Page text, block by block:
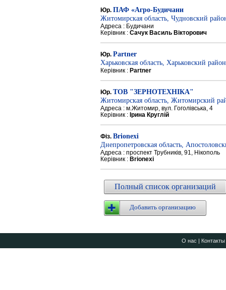
Юр. ПАФ «Агро-Будичани
Житомирская область, Чудновский
Адреса : Будичани
Керівник : Сачук Василь Вікторович
Юр. Partner
Харьковская область, Харьковский район
Керівник : Partner
Юр. ТОВ "ЗЕРНОТЕХНІКА"
Житомирская область, Житомирский
Адреса : м.Житомир, вул. Гоголівська, 4
Керівник : Ірина Круглій
Фіз. Brionexi
Днепропетровская область,
Адреса : проспект Трубників, 91, Нікополь
Керівник : Brionexi
Полный список организаций
Добавить организацию
О нас | Контакты